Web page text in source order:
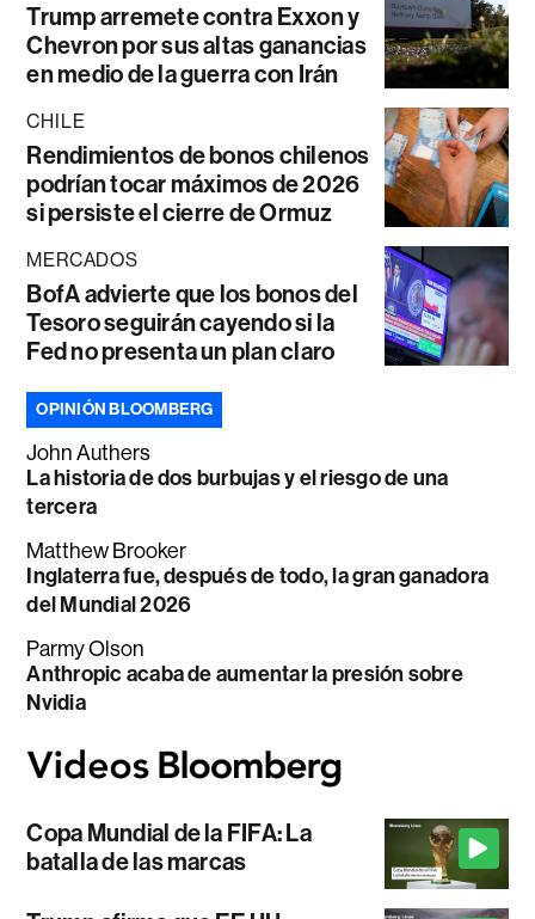
Trump arremete contra Exxon y
Chevron por sus altas ganancias
en medio de la guerra con Irán
CHILE
Rendimientos de bonos chilenos
podrían tocar máximos de 2026
si persiste el cierre de Ormuz
MERCADOS
BofA advierte que los bonos del
Tesoro seguirán cayendo si la
Fed no presenta un plan claro
OPINIÓN BLOOMBERG
John Authers
La historia de dos burbujas y el riesgo de una
tercera
Matthew Brooker
Inglaterra fue, después de todo, la gran ganadora
del Mundial 2026
Parmy Olson
Anthropic acaba de aumentar la presión sobre
Nvidia
Copa Mundial de la FIFA: La
batalla de las marcas